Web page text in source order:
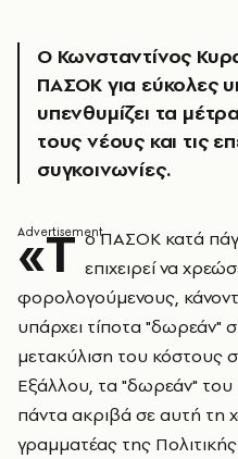
Ο Κωνσταντίνος
ΠΑΣΟΚ για εύκολες
υπενθυμίζει τα
τους νέους και τις
συγκοινωνίες.
«Τ ο ΠΑΣΟΚ κατά
επιχειρεί να
φορολογούμενους,
υπάρχει τίποτα "δωρεάν"
μετακύλιση του κόστους
Εξάλλου, τα "δωρεάν"
πάντα ακριβά σε αυτή
γραμματέας της